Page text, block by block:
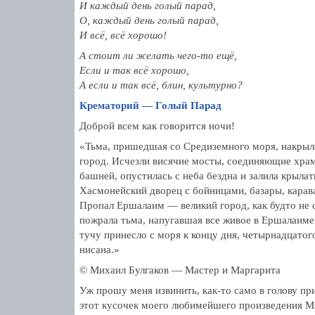
И каждый день голый парад,
О, каждый день голый парад,
И всё, всё хорошо!
А стоит ли желать чего-то ещё,
Если и так всё хорошо,
А если и так всё, блин, культурно?
Крематорий — Голый Парад
Доброй всем как говорится ночи!
«Тьма, пришедшая со Средиземного моря,
город. Исчезли висячие мосты, соединяющие
башней, опустилась с неба бездна и залила
Хасмонейский дворец с бойницами, базары,
Пропал Ершалаим — великий город, как будто не
пожрала тьма, напугавшая все живое в
тучу принесло с моря к концу дня,
нисана.»
© Михаил Булгаков — Мастер и Маргарита
Уж прошу меня извинить, как-то само в голову
этот кусочек моего любимейшего произведения